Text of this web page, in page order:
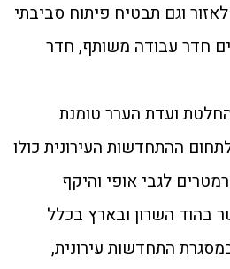
וגם תבטיח פיתוח סביבתי
חדר עבודה משותף, חדר
ועדת הערר טומנת
ההתחדשות העירונית כולו
לגבי אופי והיקף
בהוד השרון ובארץ בכלל
התחדשות עירונית,